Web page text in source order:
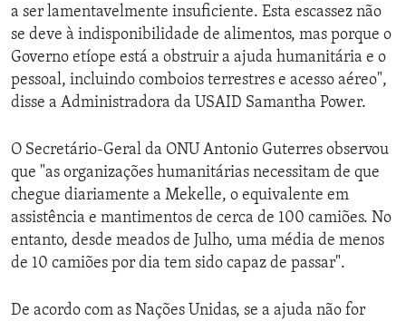
a ser lamentavelmente insuficiente. Esta escassez não
se deve à indisponibilidade de alimentos, mas porque o
Governo etíope está a obstruir a ajuda humanitária e o
pessoal, incluindo comboios terrestres e acesso aéreo",
disse a Administradora da USAID Samantha Power.
O Secretário-Geral da ONU Antonio Guterres observou
que "as organizações humanitárias necessitam de que
chegue diariamente a Mekelle, o equivalente em
assistência e mantimentos de cerca de 100 camiões. No
entanto, desde meados de Julho, uma média de menos
de 10 camiões por dia tem sido capaz de passar".
De acordo com as Nações Unidas, se a ajuda não for